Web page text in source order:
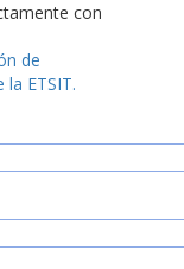
con
de
ETSIT.